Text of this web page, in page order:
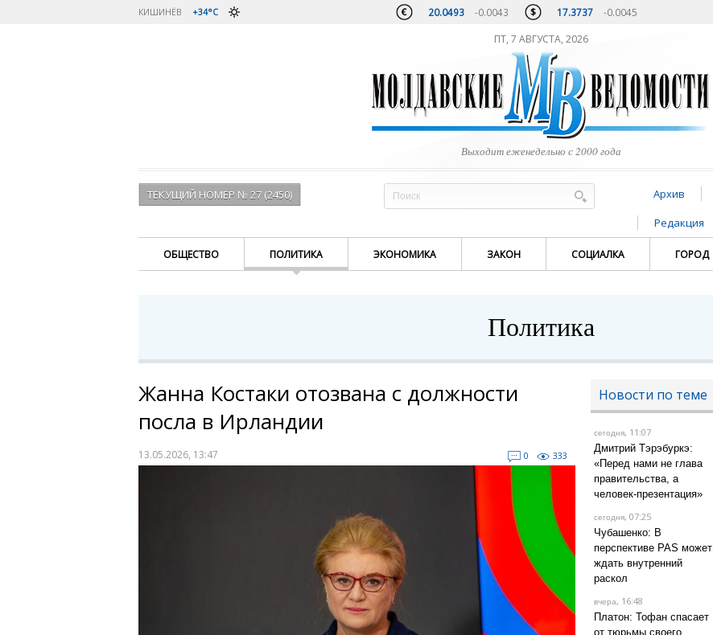
КИШИНЁВ +34°C 20.0493 -0.0043 17.3737 -0.0045
ПТ, 7 АВГУСТА, 2026
Выходит еженедельно с 2000 года
ТЕКУЩИЙ НОМЕР № 27 (2450) Архив
Редакция
ОБЩЕСТВО ПОЛИТИКА ЭКОНОМИКА ЗАКОН СОЦИАЛКА ГОРОД
Политика
Жанна Костаки отозвана с должности
посла в Ирландии
13.05.2026, 13:47 0 333
Новости по теме
сегодня, 11:07
Дмитрий Тэрэбуркэ:
«Перед нами не глава
правительства, а
человек-презентация»
сегодня, 07:25
Чубашенко: В
перспективе PAS может
ждать внутренний
раскол
вчера, 16:48
Платон: Тофан спасает
от тюрьмы своего